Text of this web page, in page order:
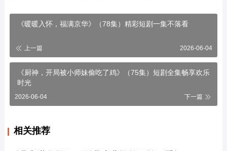
《暖暖入怀，福满京华》（78集）精彩短剧一集不落看
上一篇 2026-06-04
《厨神，开局被小师妹偷吃了鸡》（75集）短剧全集畅享欢乐
时光
2026-06-04 下一篇
相关推荐